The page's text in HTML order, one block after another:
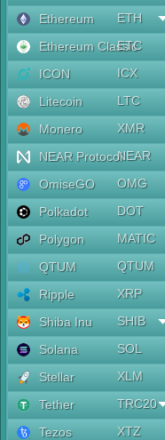
Ethereum
ETH
Ethereum Classic
ETC
ICON
ICX
Litecoin
LTC
Monero
XMR
NEAR ProtocolNEAR
OmiseGO
OMG
Polkadot
DOT
Polygon
MATIC
QTUM
QTUM
Ripple
XRP
Shiba Inu
SHIB
Solana
SOL
Stellar
XLM
Tether
TRC20
Tezos
XTZ